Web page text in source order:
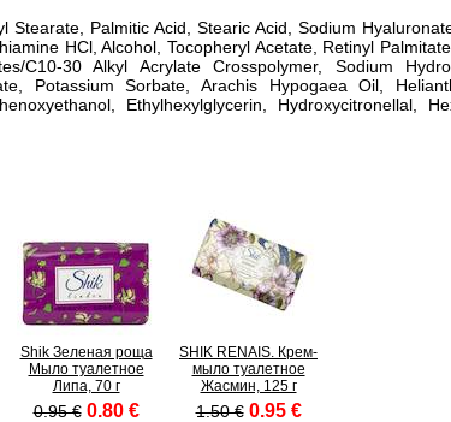
Palmitic Acid, Stearic Acid, Sodium
HCl, Alcohol, Tocopheryl Acetate, Retinyl
C10-30 Alkyl Acrylate Crosspolymer, Sodium
Potassium Sorbate, Arachis Hypogaea Oil,
Ethylhexylglycerin, Hydroxycitronellal,
Shik Зеленая роща
Мыло туалетное
Липа, 70 г
0.95 € 0.80 €
SHIK RENAIS. Крем-
мыло туалетное
Жасмин, 125 г
1.50 € 0.95 €